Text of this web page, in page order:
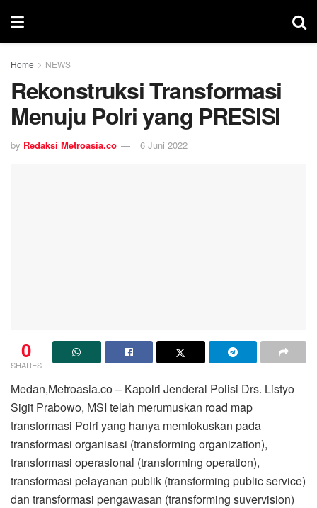
Home NEWS
Rekonstruksi Transformasi
Menuju Polri yang PRESISI
by Redaksi Metroasia.co 6 Juni 2022
0
SHARES
Medan,Metroasia.co – Kapolri Jenderal Polisi Drs. Listyo
Sigit Prabowo, MSI telah merumuskan road map
transformasi Polri yang hanya memfokuskan pada
transformasi organisasi (transforming organization),
transformasi operasional (transforming operation),
transformasi pelayanan publik (transforming public service)
dan transformasi pengawasan (transforming suvervision)